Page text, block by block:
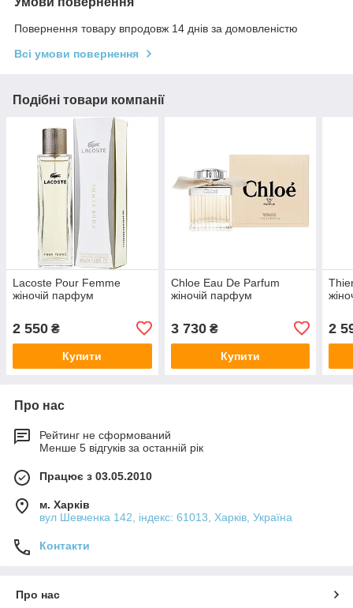
Повернення товару впродовж 14 днів за домовленістю
Всі умови повернення
Подібні товари компанії
Lacoste Pour Femme
жіночій парфум
2 550 ₴
Купити
Chloe Eau De Parfum
жіночій парфум
3 730₴
Купити
2
Про нас
Рейтинг не сформований
Менше 5 відгуків за останній рік
Працює з 03.05.2010
м. Харків
вул Шевченка 142, iндекс: 61013, Харків, Україна
Контакти
Про нас